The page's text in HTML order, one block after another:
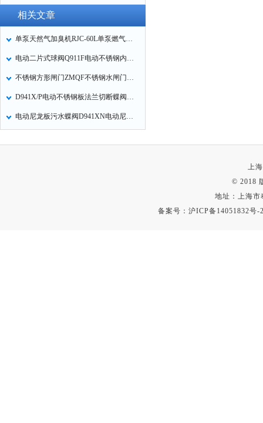
相关文章
单泵天然气加臭机RJC-60L单泵燃气自动加臭机泵式燃气自动加臭装置
电动二片式球阀Q911F电动不锈钢内螺纹球阀的特点
不锈钢方形闸门ZMQF不锈钢水闸门不锈钢方闸门不锈钢渠道闸门技术参数
D941X/P电动不锈钢板法兰切断蝶阀D941XP电动法兰蝶阀技术参数
电动尼龙板污水蝶阀D941XN电动尼龙板法兰蝶阀的技术参数
上
© 2018
地址：上海市
备案号：沪ICP备14051832号-